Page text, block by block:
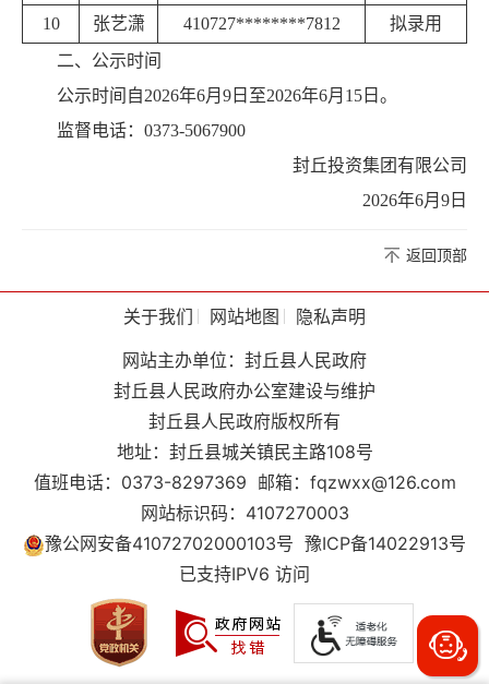
10 张艺潇 410727********7812
拟录用
二、公示时间
公示时间自2026年6月9日至2026年6月15日。
监督电话：0373-5067900
封丘投资集团有限公司
2026年6月9日
返回顶部
关于我们 网站地图
隐私声明
网站主办单位：封丘县人民政府
封丘县人民政府办公室建设与维护
封丘县人民政府版权所有
地址：封丘县城关镇民主路108号
值班电话：0373-8297369 邮箱：fqzwxx@126.com
网站标识码：4107270003
豫公网安备41072702000103号 豫ICP备14022913号
已支持IPV6 访问